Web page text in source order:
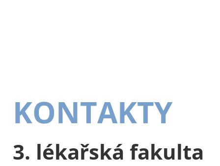
KONTAKTY
3. lékařská fakulta